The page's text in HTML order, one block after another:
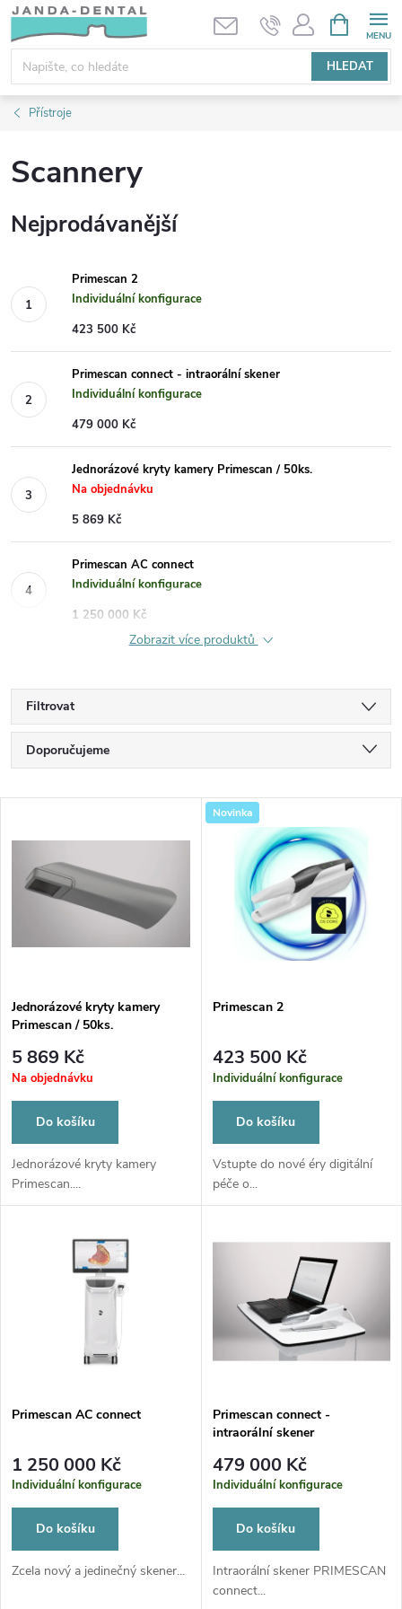
Přejít
obsah
HLEDAT
NÁKUPNÍ
KOŠÍK
Přístroje
Scannery
Nejprodávanější
Primescan 2
Individuální konfigurace
423 500 Kč
Primescan connect - intraorální skener
Individuální konfigurace
479 000 Kč
Jednorázové kryty kamery Primescan / 50ks.
Na objednávku
5 869 Kč
Primescan AC connect
Individuální konfigurace
1 250 000 Kč
Zobrazit více produktů
Filtrovat
Ř
a
z
e
p
r
o
d
u
Doporučujeme
Nejprodávanější
Abecedně
ý
i
s
p
r
o
d
u
Jednorázové kryty kamery
Primescan / 50ks.
5 869 Kč
Na objednávku
Do košíku
Jednorázové kryty kamery
Primescan....
Novinka
Primescan 2
423 500 Kč
Individuální konfigurace
Do košíku
Vstupte do nové éry digitální
péče o...
Primescan AC connect
1 250 000 Kč
Individuální konfigurace
Do košíku
Zcela nový a jedinečný skener...
Primescan connect -
intraorální skener
479 000 Kč
Individuální konfigurace
Do košíku
Intraorální skener PRIMESCAN
connect...